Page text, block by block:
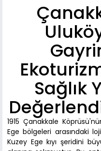
Sağlık
1915 Çanakkale
Ege bölgeleri arasındaki
Kuzey Ege kıyı şeridini